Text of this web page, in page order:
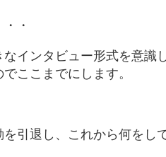
・
インタビュー形式を意識
ここまでにします。
引退し、これから何をし